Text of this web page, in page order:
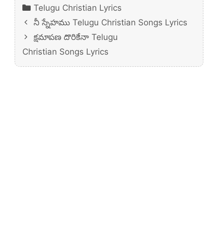
Categories
Telugu Christian Lyrics
నీ స్నేహము Telugu Christian Songs Lyrics
క్షమాపణ దొరికేనా Telugu
Christian Songs Lyrics